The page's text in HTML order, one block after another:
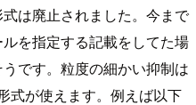
は廃止されました。今まで
を指定する記載をしてた場
です。粒度の細かい抑制は
式が使えます。例えば以下